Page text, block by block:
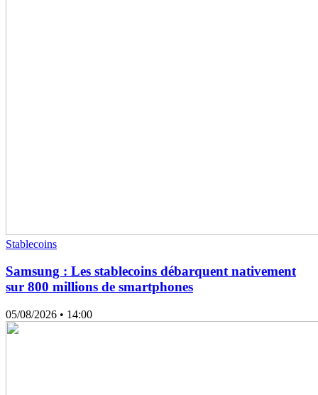
Stablecoins
Samsung : Les stablecoins débarquent nativement
sur 800 millions de smartphones
05/08/2026 • 14:00